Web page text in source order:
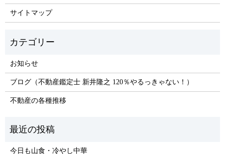
サイトマップ
お知らせ
ブログ（不動産鑑定士 新井隆之 120％やるっきゃない！）
不動産の各種推移
今日も山食・冷やし中華